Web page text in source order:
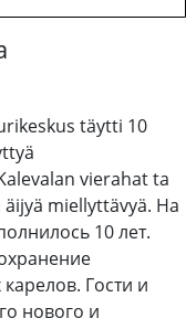
täytti 10
vierahat ta
miellyttävyä. На
10 лет.
Гости и
нового и